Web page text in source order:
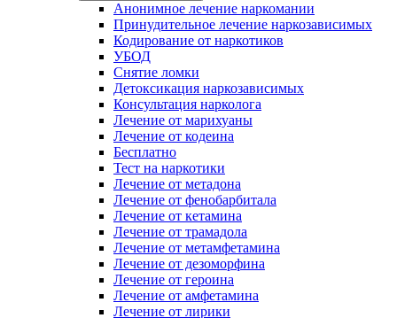
Анонимное лечение наркомании
Принудительное лечение наркозависимых
Кодирование от наркотиков
УБОД
Снятие ломки
Детоксикация наркозависимых
Консультация нарколога
Лечение от марихуаны
Лечение от кодеина
Бесплатно
Тест на наркотики
Лечение от метадона
Лечение от фенобарбитала
Лечение от кетамина
Лечение от трамадола
Лечение от метамфетамина
Лечение от дезоморфина
Лечение от героина
Лечение от амфетамина
Лечение от лирики